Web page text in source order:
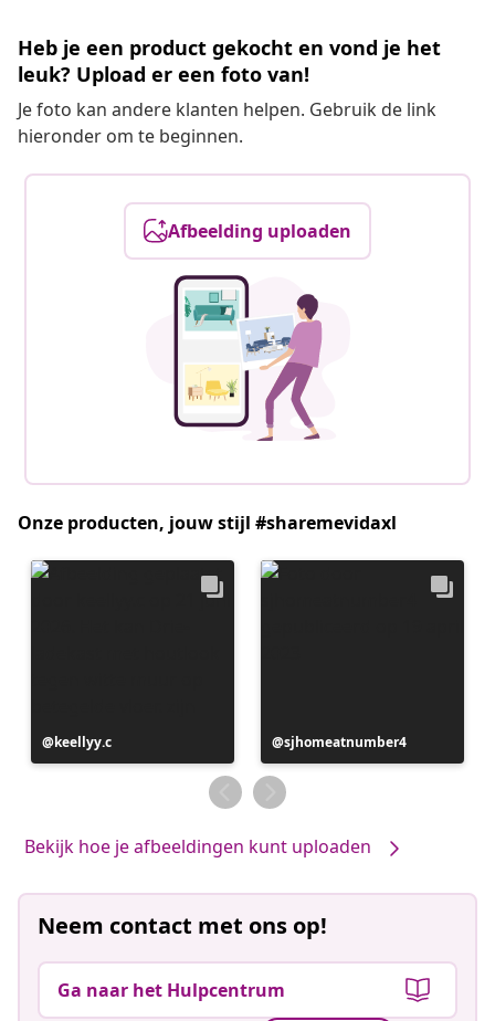
Heb je een product gekocht en vond je het
leuk? Upload er een foto van!
Je foto kan andere klanten helpen. Gebruik de link
hieronder om te beginnen.
Afbeelding uploaden
Onze producten, jouw stijl #sharemevidaxl
Bericht
gepubliceerd
keellyy.c
Bericht
gepubliceerd
door
sjhomeatnumber4
Bekijk hoe je afbeeldingen kunt uploaden
Neem contact met ons op!
Ga naar het Hulpcentrum